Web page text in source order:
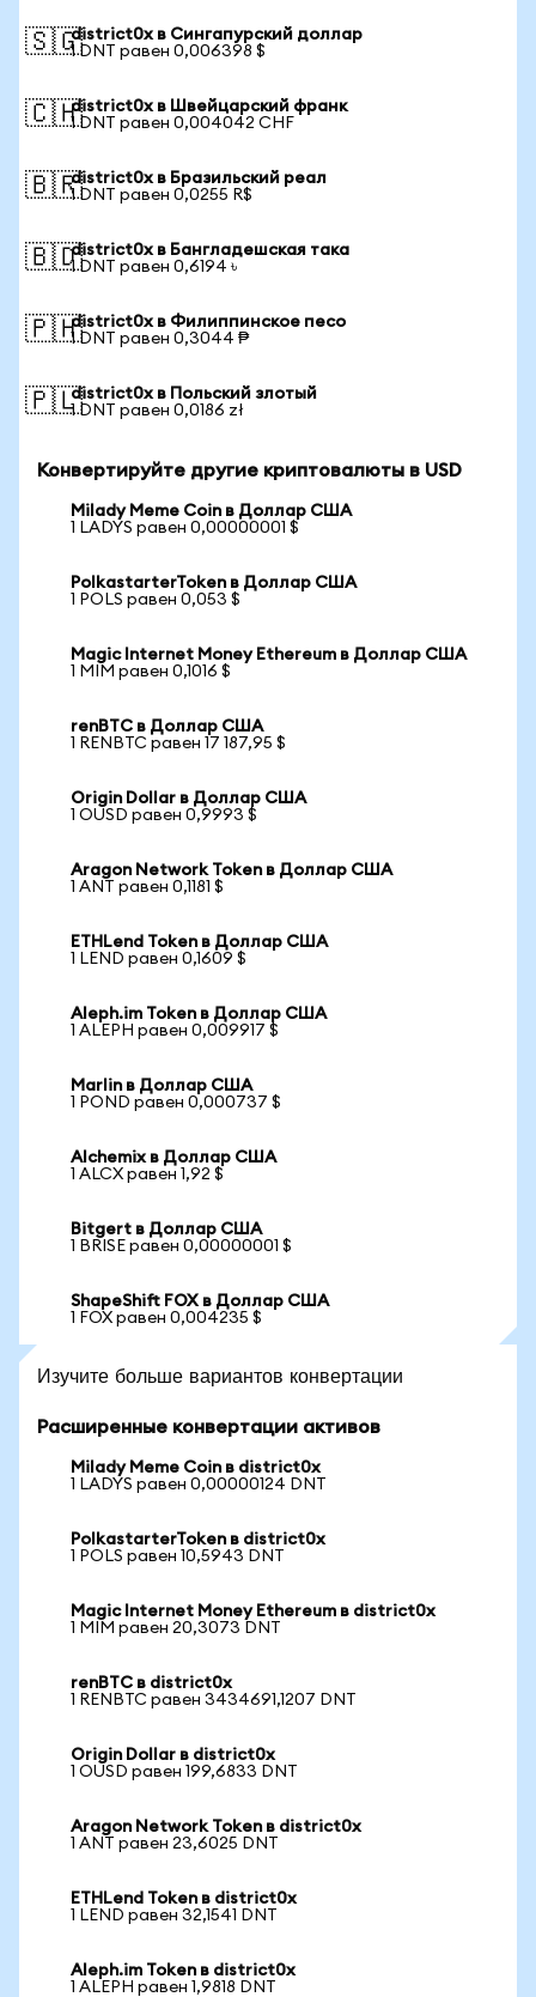
🇸🇬district0x в Сингапурский доллар
1 DNT равен 0,006398 $
🇨🇭district0x в Швейцарский франк
1 DNT равен 0,004042 CHF
🇧🇷district0x в Бразильский реал
1 DNT равен 0,0255 R$
🇧🇩district0x в Бангладешская така
1 DNT равен 0,6194 ৳
🇵🇭district0x в Филиппинское песо
1 DNT равен 0,3044 ₱
🇵🇱district0x в Польский злотый
1 DNT равен 0,0186 zł
Конвертируйте другие криптовалюты в USD
Milady Meme Coin в Доллар США
1 LADYS равен 0,00000001 $
PolkastarterToken в Доллар США
1 POLS равен 0,053 $
Magic Internet Money Ethereum в Доллар США
1 MIM равен 0,1016 $
renBTC в Доллар США
1 RENBTC равен 17 187,95 $
Origin Dollar в Доллар США
1 OUSD равен 0,9993 $
Aragon Network Token в Доллар США
1 ANT равен 0,1181 $
ETHLend Token в Доллар США
1 LEND равен 0,1609 $
Aleph.im Token в Доллар США
1 ALEPH равен 0,009917 $
Marlin в Доллар США
1 POND равен 0,000737 $
Alchemix в Доллар США
1 ALCX равен 1,92 $
Bitgert в Доллар США
1 BRISE равен 0,00000001 $
ShapeShift FOX в Доллар США
1 FOX равен 0,004235 $
Изучите больше вариантов конвертации
Расширенные конвертации активов
Milady Meme Coin в district0x
1 LADYS равен 0,00000124 DNT
PolkastarterToken в district0x
1 POLS равен 10,5943 DNT
Magic Internet Money Ethereum в district0x
1 MIM равен 20,3073 DNT
renBTC в district0x
1 RENBTC равен 3434691,1207 DNT
Origin Dollar в district0x
1 OUSD равен 199,6833 DNT
Aragon Network Token в district0x
1 ANT равен 23,6025 DNT
ETHLend Token в district0x
1 LEND равен 32,1541 DNT
Aleph.im Token в district0x
1 ALEPH равен 1,9818 DNT